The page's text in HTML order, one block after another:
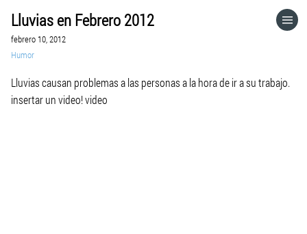
Lluvias en Febrero 2012
febrero 10, 2012
Humor
Lluvias causan problemas a las personas a la hora de ir a su trabajo.
insertar un video! video
HOME